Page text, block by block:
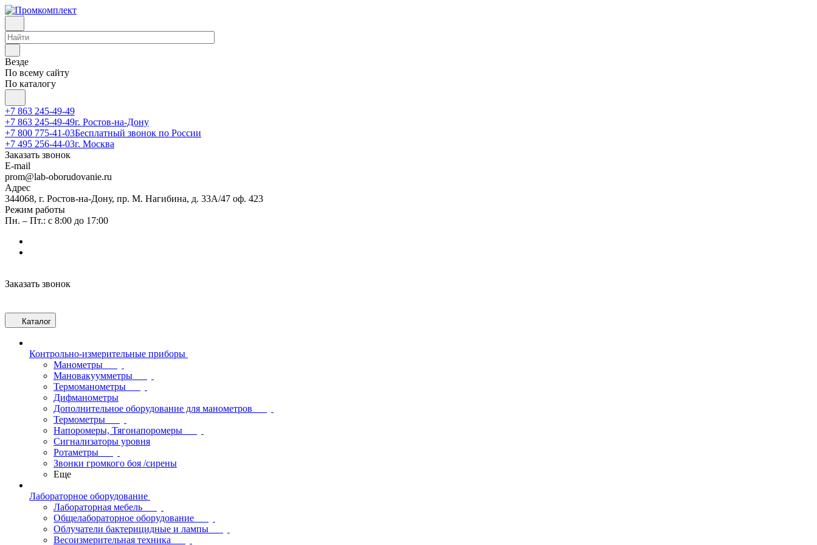
Везде
По всему сайту
По каталогу
+7 863 245-49-49
+7 863 245-49-49г. Ростов-на-Дону
+7 800 775-41-03Бесплатный звонок по России
+7 495 256-44-03г. Москва
Заказать звонок
E-mail
prom@lab-oborudovanie.ru
Адрес
344068, г. Ростов-на-Дону, пр. М. Нагибина, д. 33А/47 оф. 423
Режим работы
Пн. – Пт.: с 8:00 до 17:00
Заказать звонок
Каталог
Контрольно-измерительные приборы
Манометры
Мановакуумметры
Термоманометры
Дифманометры
Дополнительное оборудование для манометров
Термометры
Напоромеры, Тягонапоромеры
Сигнализаторы уровня
Ротаметры
Звонки громкого боя /сирены
Еще
Лабораторное оборудование
Лабораторная мебель
Общелабораторное оборудование
Облучатели бактерицидные и лампы
Весоизмерительная техника